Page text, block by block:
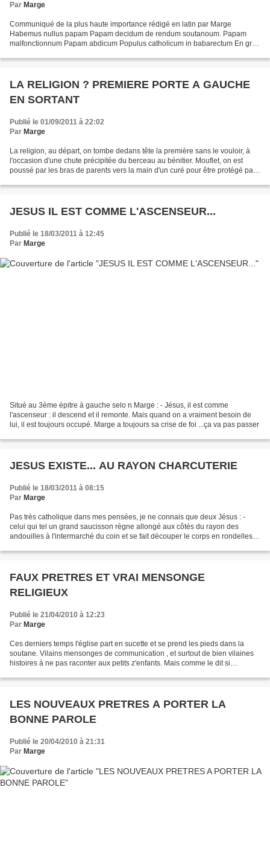
Par Marge
Communiqué de la plus haute importance rédigé en latin par Marge
Habemus nullus papam Papam decidum de rendum soutanoum. Papam
malfonctionnum Papam abdicum Populus catholicum in babarectum En gros
LA RELIGION ? PREMIERE PORTE A GAUCHE
EN SORTANT
Publié le 01/09/2011 à 22:02
Par Marge
La religion, au départ, on tombe dedans tête la première sans le vouloir, à
l'occasion d'une chute précipitée du berceau au bénitier. Mouflet, on est
poussé par les bras de parents vers la main d'un curé pour être protégé par
JESUS IL EST COMME L'ASCENSEUR...
Publié le 18/03/2011 à 12:45
Par Marge
Situé au 3ème épitre à gauche selo n Marge : - Jésus, il est comme
l'ascenseur : il descend et il remonte. Mais quand on a vraiment besoin de
lui, il est toujours occupé. Marge a toujours sa crise de foi ...ça va pas passer
JESUS EXISTE... AU RAYON CHARCUTERIE
Publié le 18/03/2011 à 08:15
Par Marge
Pas très catholique dans mes pensées, je ne connais que deux Jésus : -
celui qui tel un grand saucisson règne allongé aux côtés du rayon des
andouilles à l'intermarché du coin et se fait découper le corps en rondelles,
FAUX PRETRES ET VRAI MENSONGE
RELIGIEUX
Publié le 21/04/2010 à 12:23
Par Marge
Ces derniers temps l'église part en sucette et se prend les pieds dans la
soutane. Vilains mensonges de communication , et surtout de bien vilaines
histoires à ne pas raconter aux petits z'enfants. Mais comme le dit si
LES NOUVEAUX PRETRES A PORTER LA
BONNE PAROLE
Publié le 20/04/2010 à 21:31
Par Marge